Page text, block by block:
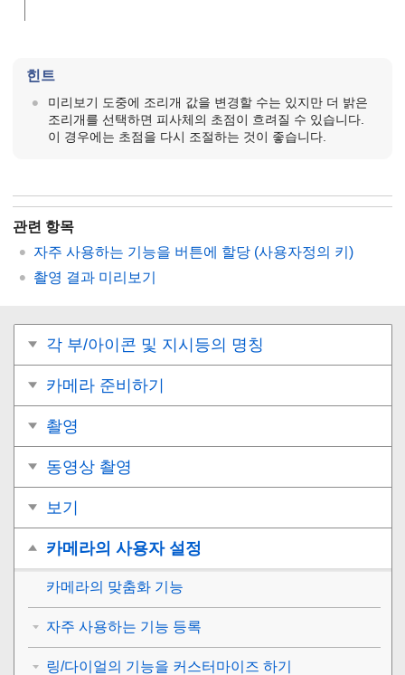
힌트
미리보기 도중에 조리개 값을 변경할 수는 있지만 더 밝은
조리개를 선택하면 피사체의 초점이 흐려질 수 있습니다.
이 경우에는 초점을 다시 조절하는 것이 좋습니다.
관련 항목
자주 사용하는 기능을 버튼에 할당 (사용자정의 키 )
촬영 결과 미리보기
각 부/아이콘 및 지시등의 명칭
카메라 준비하기
촬영
동영상 촬영
보기
카메라의 사용자 설정
카메라의 맞춤화 기능
자주 사용하는 기능 등록
링/다이얼의 기능을 커스터마이즈 하기